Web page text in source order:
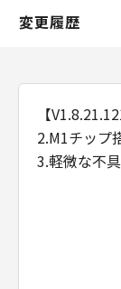
変更履歴
【
2.M1チップ
3.軽微な不